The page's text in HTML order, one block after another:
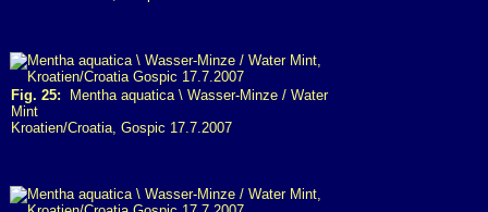
Fig. 25: Mentha aquatica \ Wasser-Minze / Water
Mint
Kroatien/Croatia, Gospic 17.7.2007